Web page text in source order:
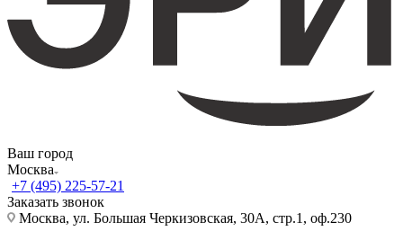
Ваш город
Москва
+7 (495) 225-57-21
Заказать звонок
Москва, ул. Большая Черкизовская, 30А, стр.1, оф.230